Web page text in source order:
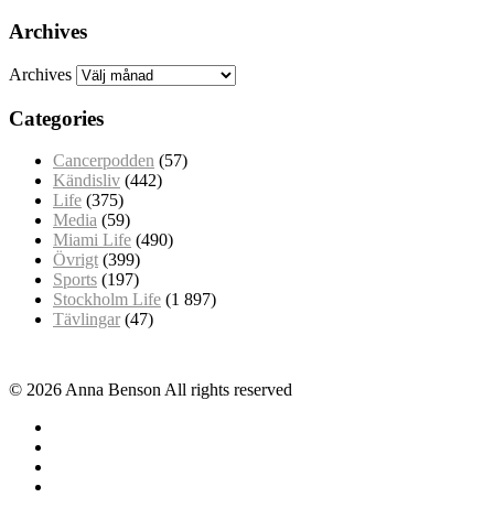
Archives
Archives
Categories
Cancerpodden (57)
Kändisliv (442)
Life (375)
Media (59)
Miami Life (490)
Övrigt (399)
Sports (197)
Stockholm Life (1 897)
Tävlingar (47)
© 2026 Anna Benson All rights reserved